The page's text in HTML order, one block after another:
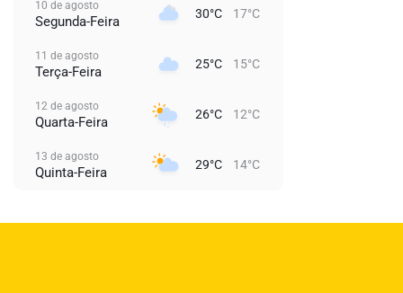
10 de agosto
Segunda-Feira 30°C 17°C
11 de agosto
Terça-Feira 25°C 15°C
12 de agosto
Quarta-Feira 26°C 12°C
13 de agosto
Quinta-Feira 29°C 14°C